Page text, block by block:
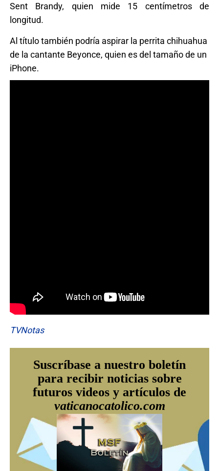
Sent Brandy, quien mide 15 centímetros de
longitud.
Al título también podría aspirar la perrita chihuahua
de la cantante Beyonce, quien es del tamaño de un
iPhone.
TVNotas
Suscríbase a nuestro boletín
para recibir noticias sobre
futuros videos y artículos de
vaticanocatolico.com